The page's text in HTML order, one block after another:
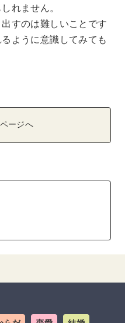
れません。
すのは難しいことです
ように意識してみても
ージへ